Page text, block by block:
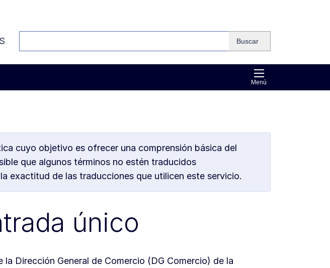
Buscar
Menú
cuyo objetivo es ofrecer una comprensión básica del
que algunos términos no estén traducidos
exactitud de las traducciones que utilicen este servicio.
único
la Dirección General de Comercio (DG Comercio) de la